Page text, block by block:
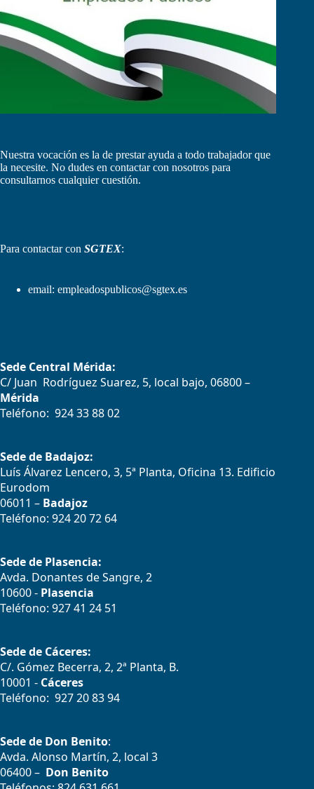
Nuestra vocación es la de prestar ayuda a todo trabajador que
la necesite. No dudes en contactar con nosotros para
consultarnos cualquier cuestión.
Para contactar con SGTEX:
email: empleadospublicos@sgtex.es
Sede Central Mérida:
C/ Juan Rodríguez Suarez, 5, local bajo, 06800 –
Mérida
Teléfono: 924 33 88 02
Sede de Badajoz:
Luís Álvarez Lencero, 3, 5ª Planta, Oficina 13. Edificio
Eurodom
06011 – Badajoz
Teléfono: 924 20 72 64
Sede de Plasencia:
Avda. Donantes de Sangre, 2
10600 - Plasencia
Teléfono: 927 41 24 51
Sede de Cáceres:
C/. Gómez Becerra, 2, 2ª Planta, B.
10001 - Cáceres
Teléfono: 927 20 83 94
Sede de Don Benito:
Avda. Alonso Martín, 2, local 3
06400 – Don Benito